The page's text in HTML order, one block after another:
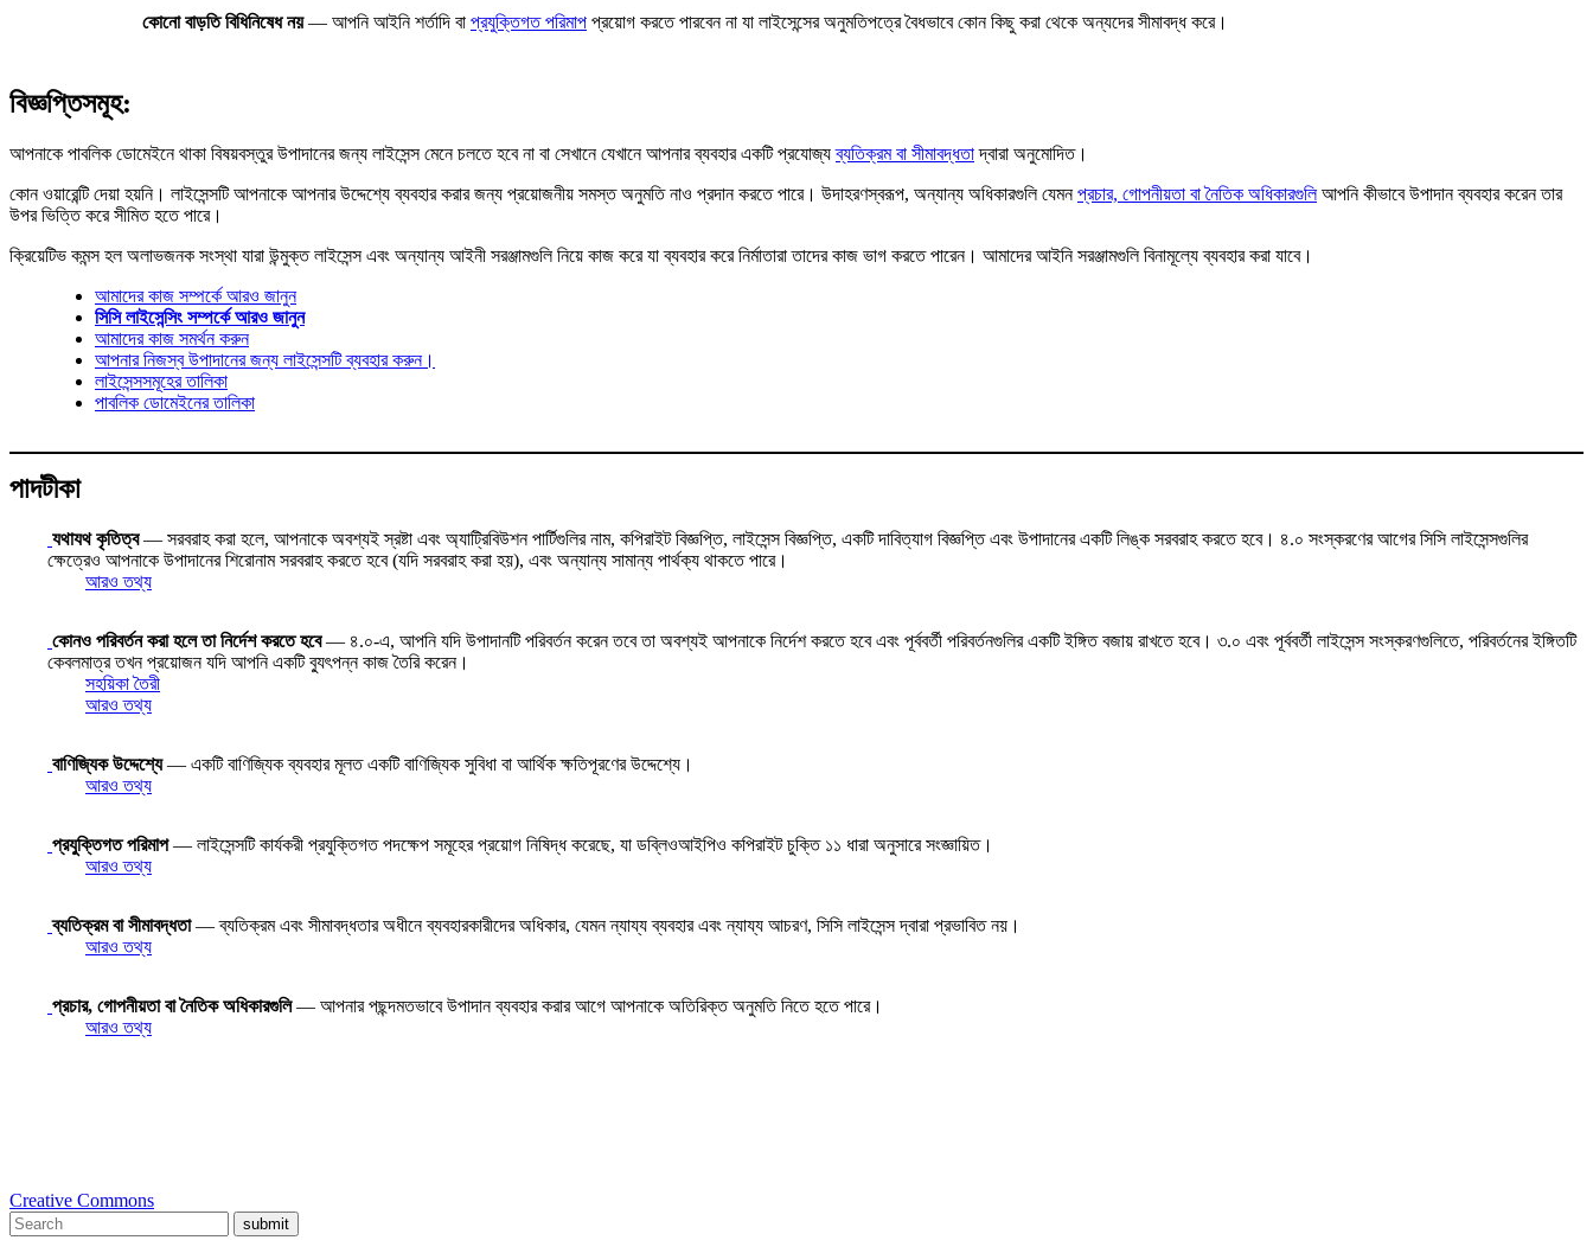
কোনো বাড়তি বিধিনিষেধ নয়— আপনি আইনি শর্তাদি বা প্রযুক্তিগত পরিমাপ প্রয়োগ করতে পারবেন না যা লাইসেন্সের অনুমতিপত্রে বৈধভাবে কোন কিছু করা থেকে অন্যদের সীমাবদ্ধ করে।
বিজ্ঞপ্তিসমূহ:
আপনাকে পাবলিক ডোমেইনে থাকা বিষয়বস্তুর উপাদানের জন্য লাইসেন্স মেনে চলতে হবে না বা সেখানে যেখানে আপনার ব্যবহার একটি প্রযোজ্যব্যতিক্রম বা সীমাবদ্ধতাদ্বারা অনুমোদিত।
কোন ওয়ারেন্টি দেয়া হয়নি। লাইসেন্সটি আপনাকে আপনার উদ্দেশ্যে ব্যবহার করার জন্য প্রয়োজনীয় সমস্ত অনুমতি নাও প্রদান করতে পারে। উদাহরণস্বরূপ, অন্যান্য অধিকারগুলি যেমনপ্রচার, গোপনীয়তা বা নৈতিক অধিকারগুলিআপনি কীভাবে উপাদান ব্যবহার করেন তার
উপর ভিত্তি করে সীমিত হতে পারে।
ক্রিয়েটিভ কমন্স হল অলাভজনক সংস্থা যারা উন্মুক্ত লাইসেন্স এবং অন্যান্য আইনী সরঞ্জামগুলি নিয়ে কাজ করে যা ব্যবহার করে নির্মাতারা তাদের কাজ ভাগ করতে পারেন। আমাদের আইনি সরঞ্জামগুলি বিনামূল্যে ব্যবহার করা যাবে।
আমাদের কাজ সম্পর্কে আরও জানুন
সিসি লাইসেন্সিং সম্পর্কে আরও জানুন
আমাদের কাজ সমর্থন করুন
আপনার নিজস্ব উপাদানের জন্য লাইসেন্সটি ব্যবহার করুন।
লাইসেন্সসমূহের তালিকা
পাবলিক ডোমেইনের তালিকা
পাদটীকা
যথাযথ কৃতিত্ব— সরবরাহ করা হলে, আপনাকে অবশ্যই স্রষ্টা এবং অ্যাট্রিবিউশন পার্টিগুলির নাম, কপিরাইট বিজ্ঞপ্তি, লাইসেন্স বিজ্ঞপ্তি, একটি দাবিত্যাগ বিজ্ঞপ্তি এবং উপাদানের একটি লিঙ্ক সরবরাহ করতে হবে। ৪.০ সংস্করণের আগের সিসি লাইসেন্সগুলির
ক্ষেত্রেও আপনাকে উপাদানের শিরোনাম সরবরাহ করতে হবে (যদি সরবরাহ করা হয়), এবং অন্যান্য সামান্য পার্থক্য থাকতে পারে।
আরও তথ্য
কোনও পরিবর্তন করা হলে তা নির্দেশ করতে হবে— ৪.০-এ, আপনি যদি উপাদানটি পরিবর্তন করেন তবে তা অবশ্যই আপনাকে নির্দেশ করতে হবে এবং পূর্ববর্তী পরিবর্তনগুলির একটি ইঙ্গিত বজায় রাখতে হবে। ৩.০ এবং পূর্ববর্তী লাইসেন্স সংস্করণগুলিতে, পরিবর্তনের ইঙ্গিতটি
কেবলমাত্র তখন প্রয়োজন যদি আপনি একটি ব্যুৎপন্ন কাজ তৈরি করেন।
সহয়িকা তৈরী
আরও তথ্য
বাণিজ্যিক উদ্দেশ্যে— একটি বাণিজ্যিক ব্যবহার মূলত একটি বাণিজ্যিক সুবিধা বা আর্থিক ক্ষতিপূরণের উদ্দেশ্যে।
আরও তথ্য
প্রযুক্তিগত পরিমাপ— লাইসেন্সটি কার্যকরী প্রযুক্তিগত পদক্ষেপ সমূহের প্রয়োগ নিষিদ্ধ করেছে, যা ডব্লিওআইপিও কপিরাইট চুক্তি ১১ ধারা অনুসারে সংজ্ঞায়িত।
আরও তথ্য
ব্যতিক্রম বা সীমাবদ্ধতা— ব্যতিক্রম এবং সীমাবদ্ধতার অধীনে ব্যবহারকারীদের অধিকার, যেমন ন্যায্য ব্যবহার এবং ন্যায্য আচরণ, সিসি লাইসেন্স দ্বারা প্রভাবিত নয়।
আরও তথ্য
প্রচার, গোপনীয়তা বা নৈতিক অধিকারগুলি— আপনার পছন্দমতভাবে উপাদান ব্যবহার করার আগে আপনাকে অতিরিক্ত অনুমতি নিতে হতে পারে।
আরও তথ্য
Creative Commons
submit